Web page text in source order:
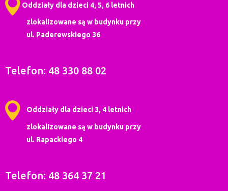
Oddziały dla dzieci 4, 5, 6 letnich
zlokalizowane są w budynku przy
ul. Paderewskiego 36
Telefon: 48 330 88 02
Oddziały dla dzieci 3, 4 letnich
zlokalizowane są w budynku przy
ul. Rapackiego 4
Telefon: 48 364 37 21